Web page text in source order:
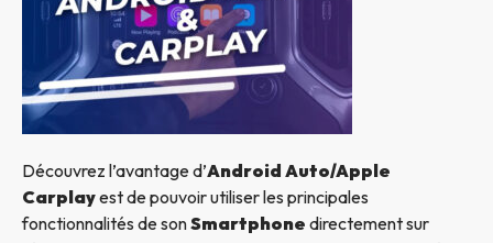
Découvrez l’avantage d’Android Auto/Apple
Carplayest de pouvoir utiliser les principales
fonctionnalités de sonSmartphone directement sur